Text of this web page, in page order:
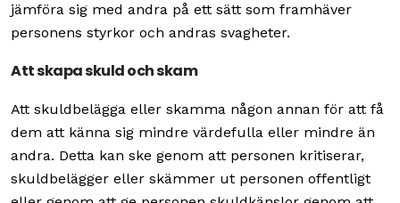
jämföra sig med andra på ett sätt som framhäver
personens styrkor och andras svagheter.
Att skapa skuld och skam
Att skuldbelägga eller skamma någon annan för att få
dem att känna sig mindre värdefulla eller mindre än
andra. Detta kan ske genom att personen kritiserar,
skuldbelägger eller skämmer ut personen offentligt